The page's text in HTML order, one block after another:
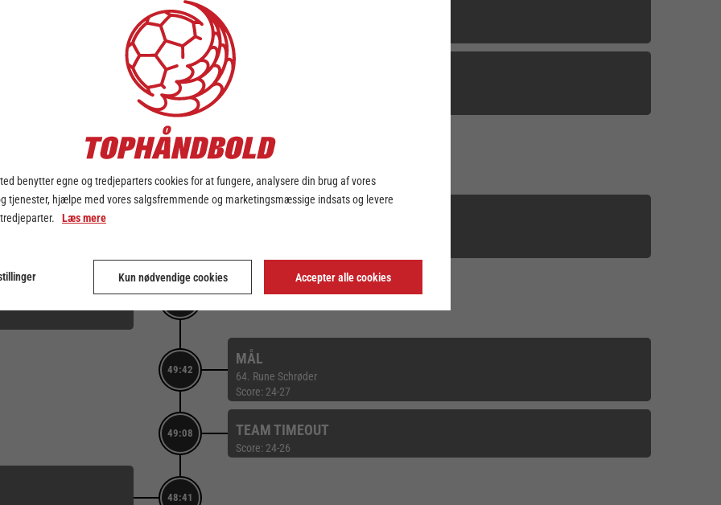
54:48
53:52
MÅL
51:36
50:18
49:42
MÅL
64. Rune Schrøder
Score: 24-27
49:08 TEAM TIMEOUT
Score: 24-26
48:41
benytter egne og tredjeparters cookies for at fungere, analysere din brug af vores
tjenester, hjælpe med vores salgsfremmende og marketingsmæssige indsats og levere
Læs mere
Kun nødvendige cookies Accepter alle cookies